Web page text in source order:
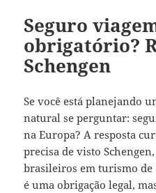
Seguro
obrigatório?
Schengen
Se você está planejando
natural se perguntar:
na Europa? A resposta
precisa de visto
brasileiros em turismo de
é uma obrigação legal,